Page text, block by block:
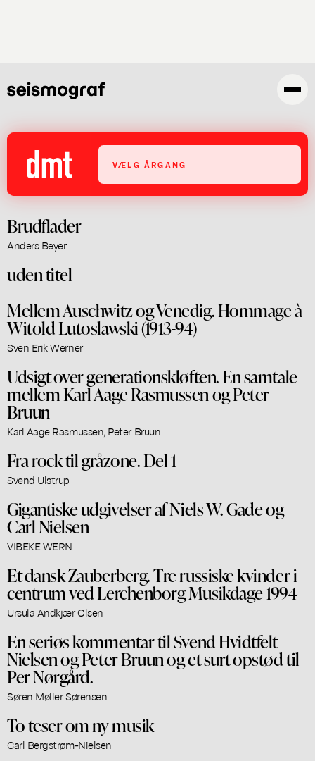
VÆLG ÅRGANG
Brudflader
Anders Beyer
uden titel
Mellem Auschwitz og Venedig. Hommage à
Witold Lutoslawski (1913-94)
Sven Erik Werner
Udsigt over generationskløften. En samtale
mellem Karl Aage Rasmussen og Peter
Bruun
Karl Aage Rasmussen, Peter Bruun
Fra rock til gråzone. Del 1
Svend Ulstrup
Gigantiske udgivelser af Niels W. Gade og
Carl Nielsen
VIBEKE WERN
Et dansk Zauberberg. Tre russiske kvinder i
centrum ved Lerchenborg Musikdage 1994
Ursula Andkjær Olsen
En seriøs kommentar til Svend Hvidtfelt
Nielsen og Peter Bruun og et surt opstød til
Per Nørgård.
Søren Møller Sørensen
To teser om ny musik
Carl Bergstrøm-Nielsen